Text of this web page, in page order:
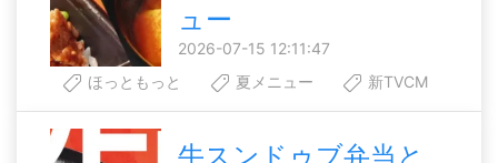
ュー
2026-07-15 12:11:47
ほっともっと
夏メニュー 新TVCM
牛スンドゥブ弁当と